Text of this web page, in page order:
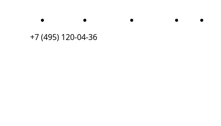
ДЛЯ ЖИЗНИ ДЛЯ БИЗНЕСА ПОРТФОЛИО О НАС
+7 (495) 120-04-36